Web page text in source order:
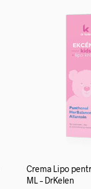
Crema Lipo
ML – DrKelen